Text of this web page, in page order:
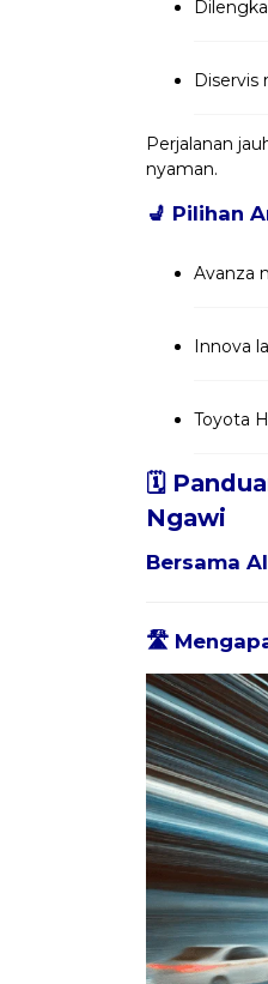
Diservis
Perjalanan
nyaman.
💺 Pilihan
Avanza
Innova
Toyota
🗓️
Ngawi
Bersama
🛣️